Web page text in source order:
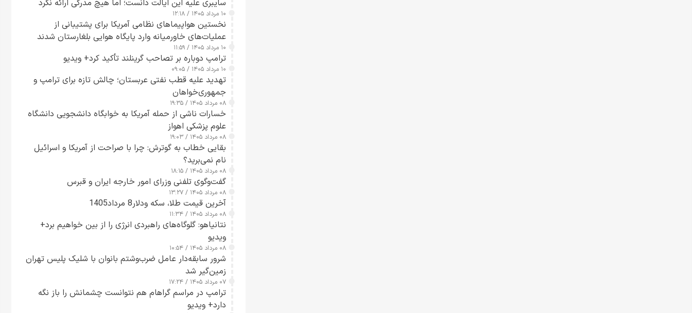
سایبری علیه این ایالت دانست؛ اما هیچ مدرکی ارائه نکرد
۱۰ مرداد ۱۴۰۵ / ۱۲:۱۸
نخستین هواپیماهای نظامی آمریکا برای پشتیبانی از
عملیات‌های خاورمیانه وارد پایگاه هوایی بلغارستان شدند
۱۰ مرداد ۱۴۰۵ / ۱۱:۵۹
ترامپ دوباره بر تصاحب گرینلند تأکید کرد+ ویدیو
۱۰ مرداد ۱۴۰۵ / ۰۹:۰۵
تهدید علیه قطب نفتی عربستان؛ چالش تازه برای ترامپ و
جمهوری‌خواهان
۰۸ مرداد ۱۴۰۵ / ۱۹:۳۵
خسارات ناشی از حمله آمریکا به خوابگاه دانشجویی دانشگاه
علوم پزشکی اهواز
۰۸ مرداد ۱۴۰۵ / ۱۹:۰۳
بقایی خطاب به گوترش: چرا با صراحت از آمریکا و اسرائیل
نام نمی‌برید؟
۰۸ مرداد ۱۴۰۵ / ۱۸:۱۵
گفت‌وگوی تلفنی وزرای امور خارجه ایران و قبرس
۰۸ مرداد ۱۴۰۵ / ۱۳:۲۷
آخرین قیمت طلا، سکه ودلار8 مرداد1405
۰۸ مرداد ۱۴۰۵ / ۱۱:۳۴
نتانیاهو: گلوگاه‌های راهبردی انرژی را از بین خواهیم برد+
ویدیو
۰۸ مرداد ۱۴۰۵ / ۱۰:۵۴
شرور سابقه‌دار عامل ضرب‌وشتم بانوان با شلیک پلیس تهران
زمین‌گیر شد
۰۷ مرداد ۱۴۰۵ / ۱۷:۲۴
ترامپ در مراسم گراهام هم نتوانست چشمانش را باز نگه
دارد+ ویدیو